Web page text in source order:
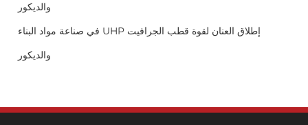
والديكور
إطلاق العنان لقوة قطب الجرافيت UHP في صناعة مواد البناء
والديكور